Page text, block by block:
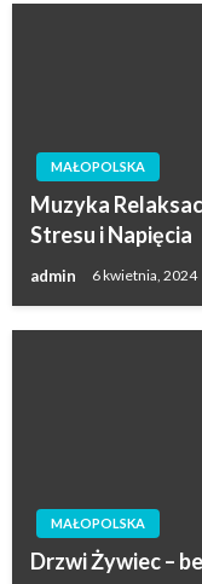
MAŁOPOLSKA
Muzyka
Stresu i Napięcia
admin 6 kwietnia, 2024
MAŁOPOLSKA
Drzwi Żywiec –